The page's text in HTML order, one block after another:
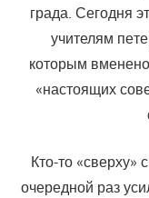
града. Сегодня
учителям
которым
«настоящих
Кто-то «сверху»
очередной раз